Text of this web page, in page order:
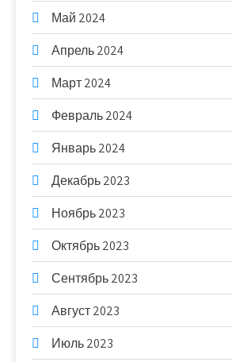
Май 2024
Апрель 2024
Март 2024
Февраль 2024
Январь 2024
Декабрь 2023
Ноябрь 2023
Октябрь 2023
Сентябрь 2023
Август 2023
Июль 2023